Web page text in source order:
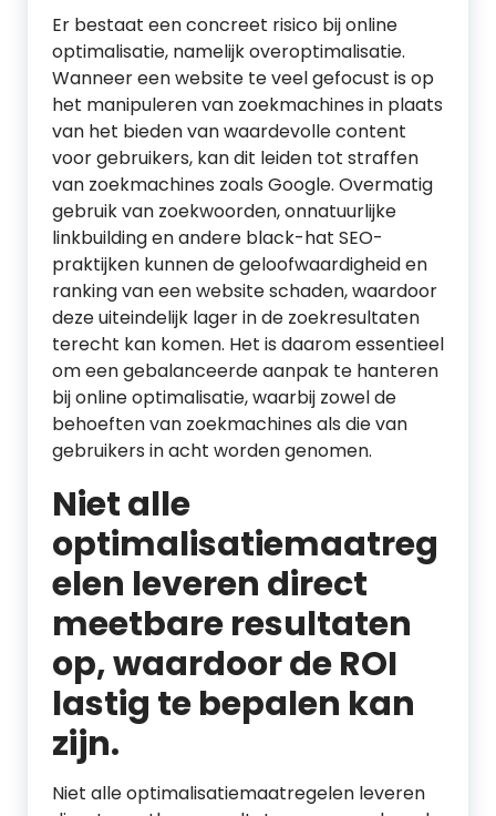
Er bestaat een concreet risico bij online
optimalisatie, namelijk overoptimalisatie.
Wanneer een website te veel gefocust is op
het manipuleren van zoekmachines in plaats
van het bieden van waardevolle content
voor gebruikers, kan dit leiden tot straffen
van zoekmachines zoals Google. Overmatig
gebruik van zoekwoorden, onnatuurlijke
linkbuilding en andere black-hat SEO-
praktijken kunnen de geloofwaardigheid en
ranking van een website schaden, waardoor
deze uiteindelijk lager in de zoekresultaten
terecht kan komen. Het is daarom essentieel
om een gebalanceerde aanpak te hanteren
bij online optimalisatie, waarbij zowel de
behoeften van zoekmachines als die van
gebruikers in acht worden genomen.
Niet alle
optimalisatiemaatreg
elen leveren direct
meetbare resultaten
op, waardoor de ROI
lastig te bepalen kan
zijn.
Niet alle optimalisatiemaatregelen leveren